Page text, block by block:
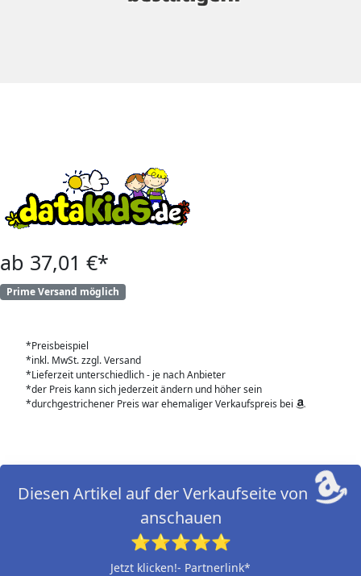
ab 37,01 €*
Prime Versand möglich
*Preisbeispiel
*inkl. MwSt. zzgl. Versand
*Lieferzeit unterschiedlich - je nach Anbieter
*der Preis kann sich jederzeit ändern und höher sein
*durchgestrichener Preis war ehemaliger Verkaufspreis bei
Diesen Artikel auf der Verkaufseite von
anschauen
⭐⭐⭐⭐⭐
Jetzt klicken!- Partnerlink*